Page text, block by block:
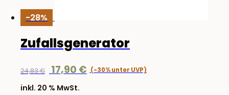
-28%
Zufallsgenerator
24,83€
Ursprünglicher
17,90 €
inkl. 20 % MwSt.